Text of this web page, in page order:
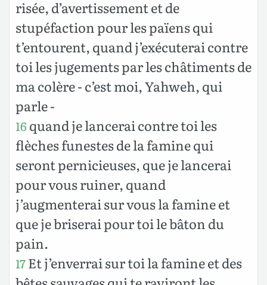
risée, d’avertissement et de
stupéfaction pour les païens qui
t’entourent, quand j’exécuterai contre
toi les jugements par les châtiments de
ma colère - c’est moi, Yahweh, qui
parle -
16 quand je lancerai contre toi les
flèches funestes de la famine qui
seront pernicieuses, que je lancerai
pour vous ruiner, quand
j’augmenterai sur vous la famine et
que je briserai pour toi le bâton du
pain.
17Et j’enverrai sur toi la famine et des